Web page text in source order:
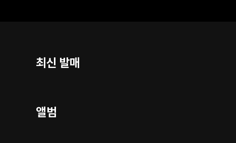
최신 발매
앨범